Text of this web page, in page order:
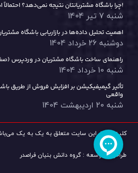
چرا باشگاه مشتریانتان نتیجه نمی‌دهد؟ احتمالاً این 12 اشتباه را دارید!
شنبه 7 تیر 1404
اهمیت تحلیل داده‌ها در بازاریابی باشگاه
دوشنبه 26 خرداد 1404
راهنمای ساخت باشگاه مشتریان در وردپرس (صفر
شنبه 10 خرداد 1404
تأثیر گیمیفیکیشن بر افزایش فروش از طریق
واقعی
شنبه 20 اردیبهشت 1404
کليه حقوق اين سايت متعلق به یک به یک
طراحی و توسعه : گروه دانش بنیان فراصدر